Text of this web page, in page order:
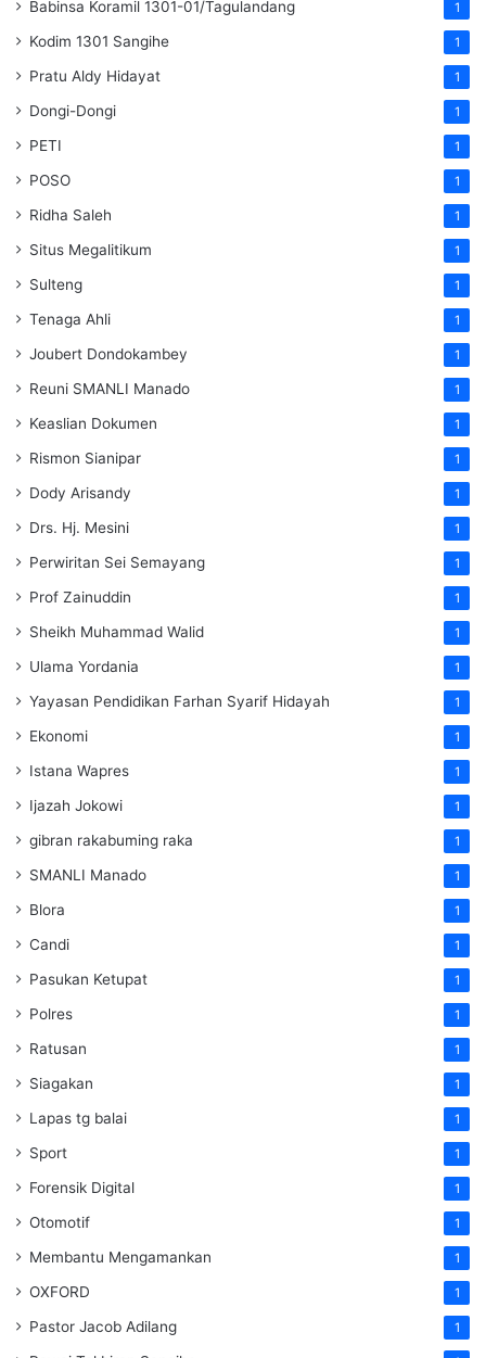
Babinsa Koramil 1301-01/Tagulandang 1
Kodim 1301 Sangihe 1
Pratu Aldy Hidayat 1
Dongi-Dongi 1
PETI 1
POSO 1
Ridha Saleh 1
Situs Megalitikum 1
Sulteng 1
Tenaga Ahli 1
Joubert Dondokambey 1
Reuni SMANLI Manado 1
Keaslian Dokumen 1
Rismon Sianipar 1
Dody Arisandy 1
Drs. Hj. Mesini 1
Perwiritan Sei Semayang 1
Prof Zainuddin 1
Sheikh Muhammad Walid 1
Ulama Yordania 1
Yayasan Pendidikan Farhan Syarif Hidayah 1
Ekonomi 1
Istana Wapres 1
Ijazah Jokowi 1
gibran rakabuming raka 1
SMANLI Manado 1
Blora 1
Candi 1
Pasukan Ketupat 1
Polres 1
Ratusan 1
Siagakan 1
Lapas tg balai 1
Sport 1
Forensik Digital 1
Otomotif 1
Membantu Mengamankan 1
OXFORD 1
Pastor Jacob Adilang 1